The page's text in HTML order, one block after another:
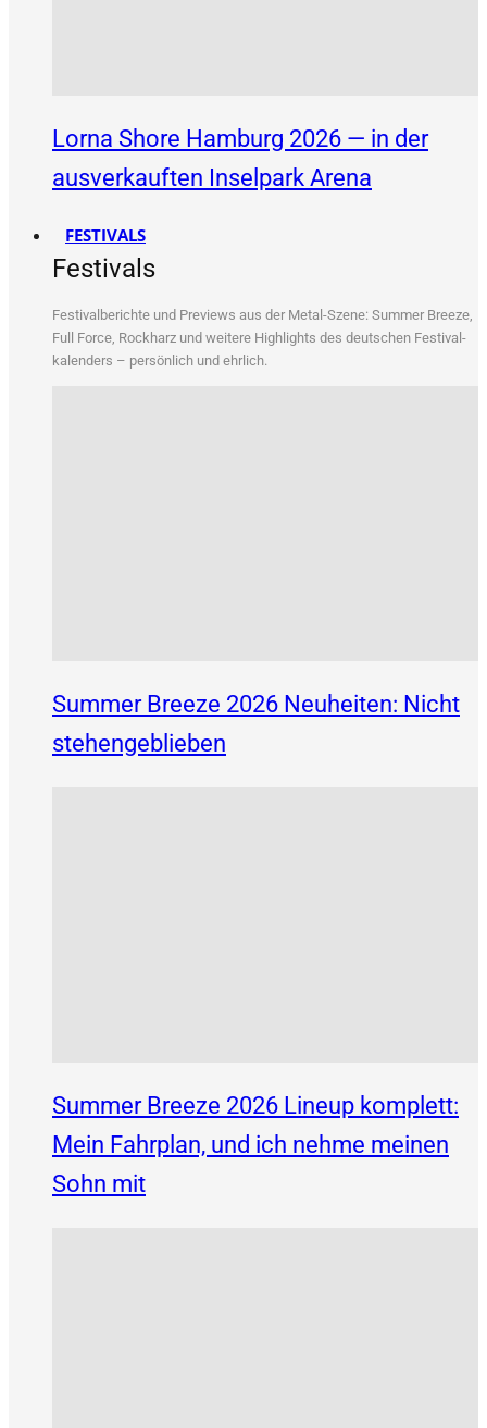
Lorna Shore Hamburg 2026 — in der
ausverkauften Inselpark Arena
FESTIVALS
Festivals
Fes­ti­val­be­rich­te und Pre­views aus der Metal-Sze­ne: Sum­mer Bree­ze,
Full Force, Rock­harz und wei­te­re High­lights des deut­schen Fes­ti­val­
ka­len­ders – per­sön­lich und ehrlich.
Summer Breeze 2026 Neuheiten: Nicht
stehengeblieben
Summer Breeze 2026 Lineup komplett:
Mein Fahrplan, und ich nehme meinen
Sohn mit